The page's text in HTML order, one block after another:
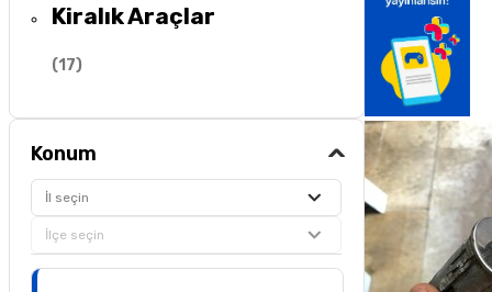
Kiralık Araçlar
(17)
Konum
İl seçin
İlçe seçin